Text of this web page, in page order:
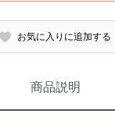
お気に入りに追加する
商品説明